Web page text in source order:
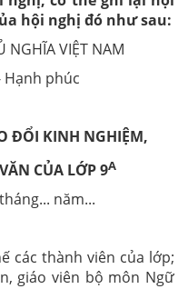
hội nghị đó như sau:
NGHĨA VIỆT NAM
Hạnh phúc
ĐỔI KINH NGHIỆM,
CỦA LỚP 9A
năm...
các thành viên của lớp;
giáo viên bộ môn Ngữ